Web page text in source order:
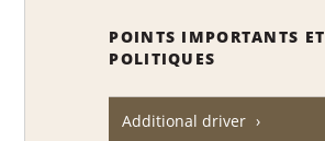
POINTS IMPORTANTS ET
POLITIQUES
Additional driver